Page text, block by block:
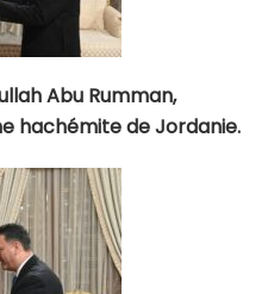
Abu Rumman,
hachémite de Jordanie.